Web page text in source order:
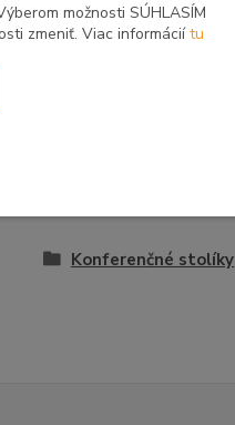
Konferenčné stolíky
možnosti SÚHLASÍM
zmeniť. Viac informáciítu